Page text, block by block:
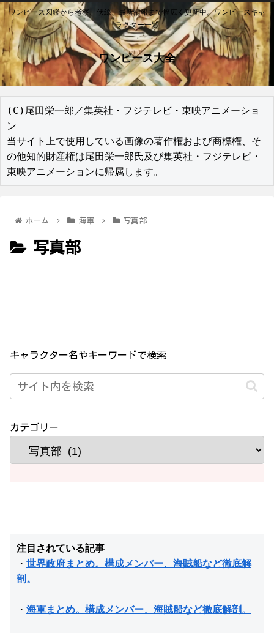
ワンピース図鑑から考察、伏線、最新情報まで幅広く更新中。ワンピースキャ
ラクター一覧
ワンピース大全
(C)尾田栄一郎／集英社・フジテレビ・東映アニメーショ
ン
当サイト上で使用している画像の著作権および商標権、そ
の他知的財産権は尾田栄一郎氏及び集英社・フジテレビ・
東映アニメーションに帰属します。
ホーム 海軍 写真部
写真部
キャラクター名やキーワードで検索
カテゴリー
注目されている記事
・ 世界政府まとめ。構成メンバー、海賊船など徹底解
剖。
・ 海軍まとめ。構成メンバー、海賊船など徹底解剖。